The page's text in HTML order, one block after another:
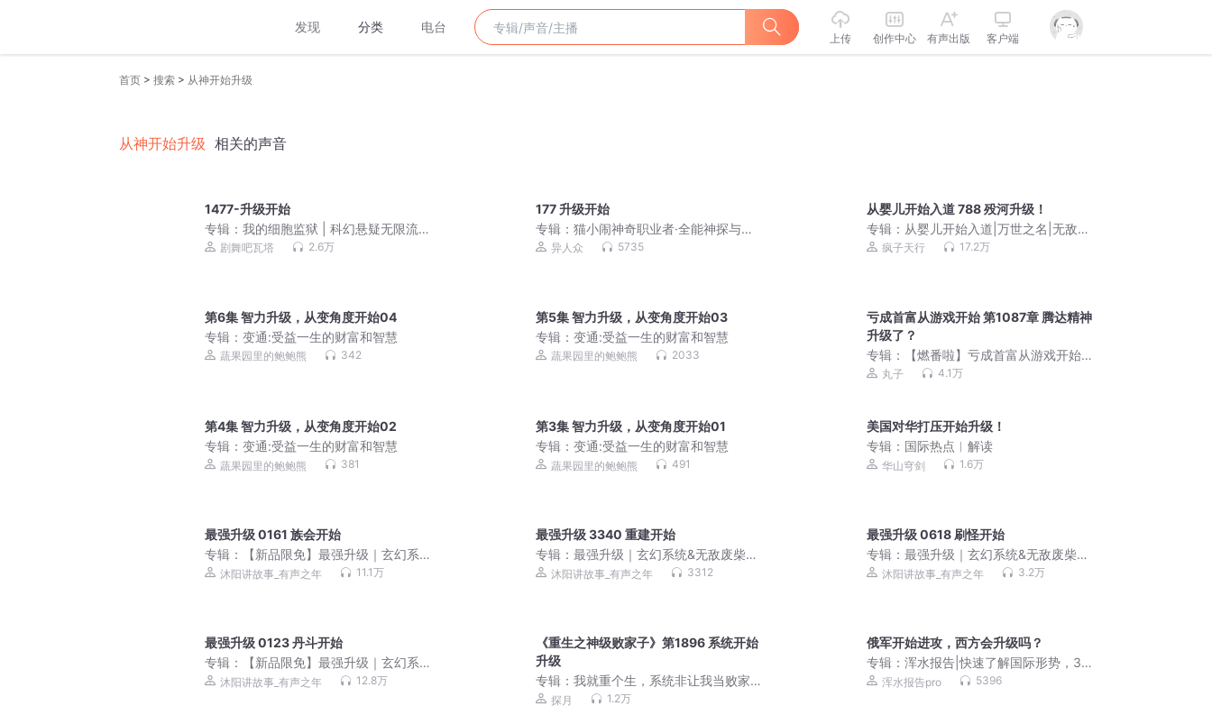
发现 分类 电台
上传 创作中心 有声出版 客户端
首页 > 搜索 > 从神开始升级
从神开始升级 相关的声音
1477-升级开始
专辑： 我的细胞监狱 | 科幻悬疑无限流 |
3D精品多人剧
剧舞吧瓦塔 2.6万
177 升级开始
专辑：猫小闹神奇职业者·全能神探与超
能手表|千面世界
异人众 5735
从婴儿开始入道 788 殁河升级！
专辑： 从婴儿开始入道|万世之名|无敌爽
文轻松玄幻|天行演播|VIP免费|多人有声
疯子天行 17.2万
第6集 智力升级，从变角度开始04
专辑： 变通:受益一生的财富和智慧
蔬果园里的鲍鲍熊 342
第5集 智力升级，从变角度开始03
专辑：变通:受益一生的财富和智慧
蔬果园里的鲍鲍熊 2033
亏成首富从游戏开始 第1087章 腾达精神
升级了？
专辑：
【燃番啦】亏成首富从游戏开始
丨创造历史的反套路神作 多人剧
丸子 4.1万
第4集 智力升级，从变角度开始02
专辑： 变通:受益一生的财富和智慧
蔬果园里的鲍鲍熊 381
第3集 智力升级，从变角度开始01
专辑：变通:受益一生的财富和智慧
蔬果园里的鲍鲍熊 491
美国对华打压开始升级！
专辑： 国际热点︱解读
华山穹剑 1.6万
最强升级 0161 族会开始
专辑：
【新品限免】最强升级｜玄幻系
统&无敌废柴流丨精品多人有声剧
沐阳讲故事_有声之年 11.1万
最强升级 3340 重建开始
专辑：最强升级｜玄幻系统&无敌废柴流
丨精品多人有声剧
沐阳讲故事_有声之年 3312
最强升级 0618 刷怪开始
专辑：最强升级｜玄幻系统&无敌废柴流
丨精品多人有声剧
沐阳讲故事_有声之年 3.2万
最强升级 0123 丹斗开始
专辑：
【新品限免】最强升级｜玄幻系
统&无敌废柴流丨精品多人有声剧
沐阳讲故事_有声之年 12.8万
《重生之神级败家子》第1896 系统开始
升级
专辑：我就重个生，系统非让我当败家
子丨重生之神级败家子
探月 1.2万
俄军开始进攻，西方会升级吗？
专辑：浑水报告|快速了解国际形势，3
分钟掌握天下事|俄乌战争|美国|北约
浑水报告pro 5396